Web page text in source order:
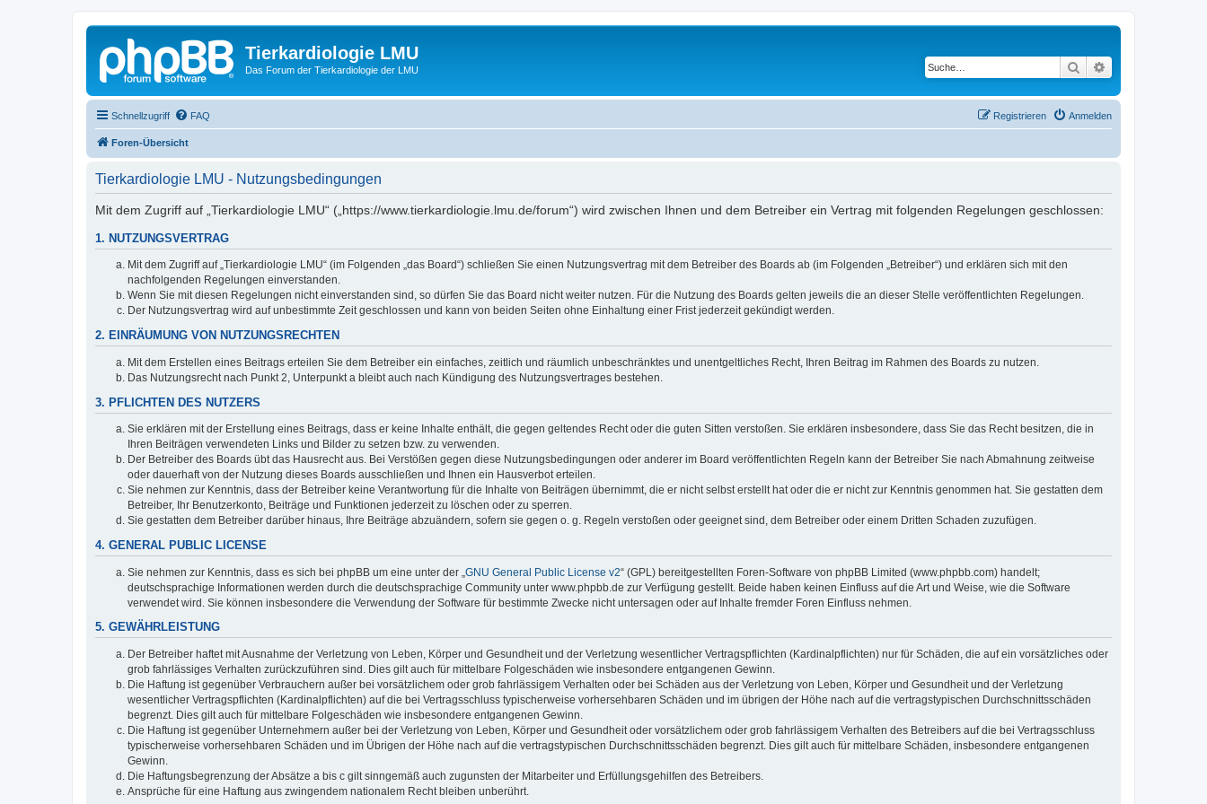
Tierkardiologie LMU
Das Forum der Tierkardiologie der LMU Suche
Schnellzugriff FAQ Anmelden
Registrieren
Foren-Übersicht
Tierkardiologie LMU - Nutzungsbedingungen
Mit dem Zugriff auf „Tierkardiologie LMU“ („https://www.tierkardiologie.lmu.de/forum“) wird zwischen Ihnen und dem Betreiber ein Vertrag mit folgenden Regelungen geschlossen:
1. NUTZUNGSVERTRAG
Mit dem Zugriff auf „Tierkardiologie LMU“ (im Folgenden „das Board“) schließen Sie einen Nutzungsvertrag mit dem Betreiber des Boards ab (im Folgenden „Betreiber“) und erklären sich mit den
nachfolgenden Regelungen einverstanden.
Wenn Sie mit diesen Regelungen nicht einverstanden sind, so dürfen Sie das Board nicht weiter nutzen. Für die Nutzung des Boards gelten jeweils die an dieser Stelle veröffentlichten Regelungen.
Der Nutzungsvertrag wird auf unbestimmte Zeit geschlossen und kann von beiden Seiten ohne Einhaltung einer Frist jederzeit gekündigt werden.
2. EINRÄUMUNG VON NUTZUNGSRECHTEN
Mit dem Erstellen eines Beitrags erteilen Sie dem Betreiber ein einfaches, zeitlich und räumlich unbeschränktes und unentgeltliches Recht, Ihren Beitrag im Rahmen des Boards zu nutzen.
Das Nutzungsrecht nach Punkt 2, Unterpunkt a bleibt auch nach Kündigung des Nutzungsvertrages bestehen.
3. PFLICHTEN DES NUTZERS
Sie erklären mit der Erstellung eines Beitrags, dass er keine Inhalte enthält, die gegen geltendes Recht oder die guten Sitten verstoßen. Sie erklären insbesondere, dass Sie das Recht besitzen, die in
Ihren Beiträgen verwendeten Links und Bilder zu setzen bzw. zu verwenden.
Der Betreiber des Boards übt das Hausrecht aus. Bei Verstößen gegen diese Nutzungsbedingungen oder anderer im Board veröffentlichten Regeln kann der Betreiber Sie nach Abmahnung zeitweise
oder dauerhaft von der Nutzung dieses Boards ausschließen und Ihnen ein Hausverbot erteilen.
Sie nehmen zur Kenntnis, dass der Betreiber keine Verantwortung für die Inhalte von Beiträgen übernimmt, die er nicht selbst erstellt hat oder die er nicht zur Kenntnis genommen hat. Sie gestatten dem
Betreiber, Ihr Benutzerkonto, Beiträge und Funktionen jederzeit zu löschen oder zu sperren.
Sie gestatten dem Betreiber darüber hinaus, Ihre Beiträge abzuändern, sofern sie gegen o. g. Regeln verstoßen oder geeignet sind, dem Betreiber oder einem Dritten Schaden zuzufügen.
4. GENERAL PUBLIC LICENSE
Sie nehmen zur Kenntnis, dass es sich bei phpBB um eine unter der „ GNU General Public License v2“ (GPL) bereitgestellten Foren-Software von phpBB Limited (www.phpbb.com) handelt;
deutschsprachige Informationen werden durch die deutschsprachige Community unter www.phpbb.de zur Verfügung gestellt. Beide haben keinen Einfluss auf die Art und Weise, wie die Software
verwendet wird. Sie können insbesondere die Verwendung der Software für bestimmte Zwecke nicht untersagen oder auf Inhalte fremder Foren Einfluss nehmen.
5. GEWÄHRLEISTUNG
Der Betreiber haftet mit Ausnahme der Verletzung von Leben, Körper und Gesundheit und der Verletzung wesentlicher Vertragspflichten (Kardinalpflichten) nur für Schäden, die auf ein vorsätzliches oder
grob fahrlässiges Verhalten zurückzuführen sind. Dies gilt auch für mittelbare Folgeschäden wie insbesondere entgangenen Gewinn.
Die Haftung ist gegenüber Verbrauchern außer bei vorsätzlichem oder grob fahrlässigem Verhalten oder bei Schäden aus der Verletzung von Leben, Körper und Gesundheit und der Verletzung
wesentlicher Vertragspflichten (Kardinalpflichten) auf die bei Vertragsschluss typischerweise vorhersehbaren Schäden und im übrigen der Höhe nach auf die vertragstypischen Durchschnittsschäden
begrenzt. Dies gilt auch für mittelbare Folgeschäden wie insbesondere entgangenen Gewinn.
Die Haftung ist gegenüber Unternehmern außer bei der Verletzung von Leben, Körper und Gesundheit oder vorsätzlichem oder grob fahrlässigem Verhalten des Betreibers auf die bei Vertragsschluss
typischerweise vorhersehbaren Schäden und im Übrigen der Höhe nach auf die vertragstypischen Durchschnittsschäden begrenzt. Dies gilt auch für mittelbare Schäden, insbesondere entgangenen
Gewinn.
Die Haftungsbegrenzung der Absätze a bis c gilt sinngemäß auch zugunsten der Mitarbeiter und Erfüllungsgehilfen des Betreibers.
Ansprüche für eine Haftung aus zwingendem nationalem Recht bleiben unberührt.